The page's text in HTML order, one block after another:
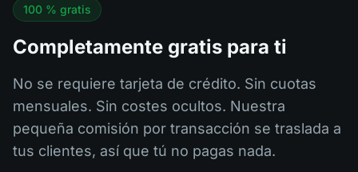
100 % gratis
Completamente gratis para ti
No se requiere tarjeta de crédito. Sin cuotas
mensuales. Sin costes ocultos. Nuestra
pequeña comisión por transacción se traslada a
tus clientes, así que tú no pagas nada.